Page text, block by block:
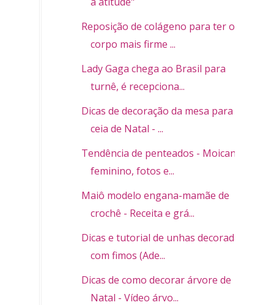
Reposição de colágeno para ter o
corpo mais firme ...
Lady Gaga chega ao Brasil para
turnê, é recepciona...
Dicas de decoração da mesa para a
ceia de Natal - ...
Tendência de penteados - Moicano
feminino, fotos e...
Maiô modelo engana-mamãe de
crochê - Receita e grá...
Dicas e tutorial de unhas decoradas
com fimos (Ade...
Dicas de como decorar árvore de
Natal - Vídeo árvo...